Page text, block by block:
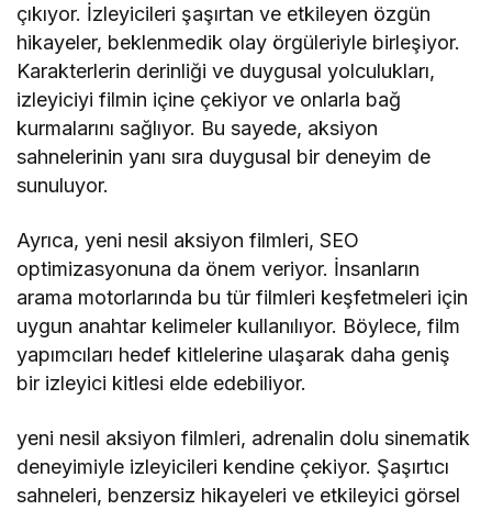
çıkıyor. İzleyicileri şaşırtan ve etkileyen özgün
hikayeler, beklenmedik olay örgüleriyle birleşiyor.
Karakterlerin derinliği ve duygusal yolculukları,
izleyiciyi filmin içine çekiyor ve onlarla bağ
kurmalarını sağlıyor. Bu sayede, aksiyon
sahnelerinin yanı sıra duygusal bir deneyim de
sunuluyor.
Ayrıca, yeni nesil aksiyon filmleri, SEO
optimizasyonuna da önem veriyor. İnsanların
arama motorlarında bu tür filmleri keşfetmeleri için
uygun anahtar kelimeler kullanılıyor. Böylece, film
yapımcıları hedef kitlelerine ulaşarak daha geniş
bir izleyici kitlesi elde edebiliyor.
yeni nesil aksiyon filmleri, adrenalin dolu sinematik
deneyimiyle izleyicileri kendine çekiyor. Şaşırtıcı
sahneleri, benzersiz hikayeleri ve etkileyici görsel